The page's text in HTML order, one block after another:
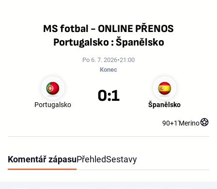
MS fotbal - ONLINE PŘENOS
Portugalsko : Španělsko
Po 6. 7. 2026 21:00
Konec
Portugalsko Španělsko
0:1
90+1'Merino
Komentář zápasuPřehledSestavy